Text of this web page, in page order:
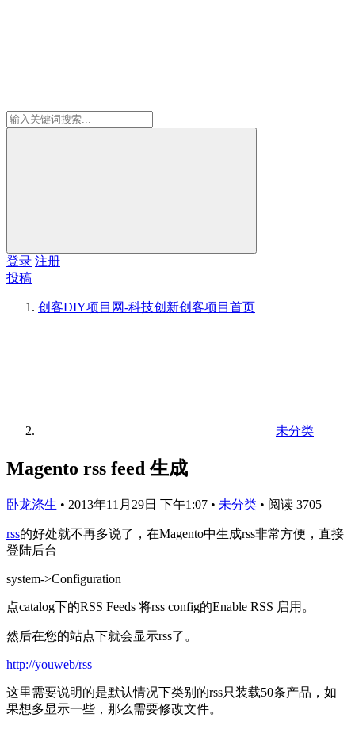
登录 注册
投稿
创客DIY项目网-科技创新创客项目 首页
未分类
Magento rss feed 生成
卧龙涤生 • 2013年11月29日 下午1:07 • 未分类 • 阅读 3705
rss的好处就不再多说了，在Magento中生成rss非常方便，直接
登陆后台
system->Configuration
点catalog下的RSS Feeds 将rss config的Enable RSS 启用。
然后在您的站点下就会显示rss了。
http://youweb/rss
这里需要说明的是默认情况下类别的rss只装载50条产品，如
果想多显示一些，那么需要修改文件。